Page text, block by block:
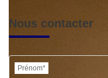
Nous contacter
Prénom*